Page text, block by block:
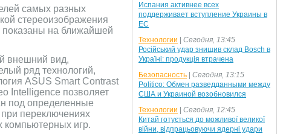
самых разных
стереоизображения
показаны на ближайшей
внешний вид,
ряд технологий,
ASUS Smart Contrast
Intelligence позволяет
под определенные
переключениях
игр.
Испания активнее всех
поддерживает вступление Украины в
ЕС
Технологии
Сегодня, 13:45
Російський удар знищив склад Bosch в
Україні: продукція втрачена
Безопасность
Сегодня, 13:15
Politico: Обмен разведданными между
США и Украиной возобновился
Технологии
Сегодня, 12:45
Китай готується до можливої великої
війни, відпрацьовуючи ядерні удари